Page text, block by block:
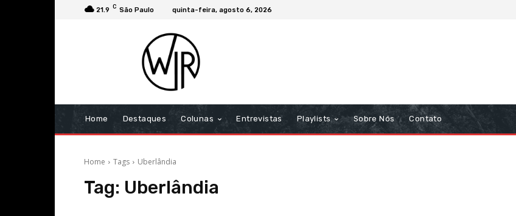
21.9 C São Paulo quinta-feira, agosto 6, 2026
Home Destaques Colunas Entrevistas Playlists Sobre Nós Contato
Home Tags Uberlândia
Tag: Uberlândia